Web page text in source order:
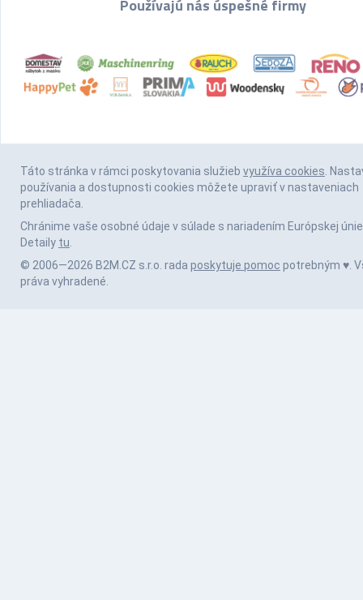
Používajú nás úspešné firmy
Táto stránka v rámci poskytovania služieb využíva cookies.
používania a dostupnosti cookies môžete upraviť v nastaveniach
prehliadača.
Chránime vaše osobné údaje v súlade s nariadením Európskej únie
Detaily tu.
© 2006—2026 B2M.CZ s.r.o. rada poskytuje pomoc potrebným ♥️.
práva vyhradené.